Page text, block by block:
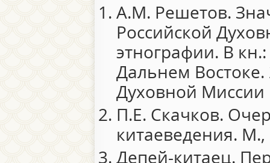
А.М. Решетов.
Российской
этнографии. В
Дальнем Востоке.
Духовной Миссии
П.Е. Скачков.
китаеведения. М.,
Депей-китаец.